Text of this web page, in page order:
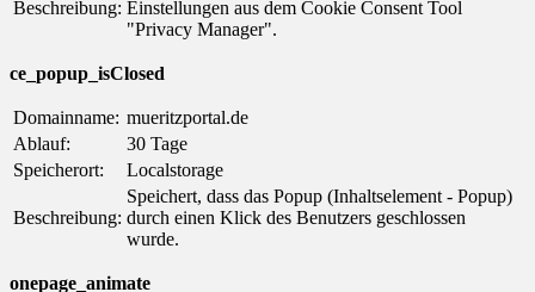
Beschreibung: Einstellungen aus dem Cookie Consent Tool
"Privacy Manager".
ce_popup_isClosed
Domainname: mueritzportal.de
Ablauf:
30 Tage
Speicherort:
Localstorage
Beschreibung:
Speichert, dass das Popup (Inhaltselement - Popup)
durch einen Klick des Benutzers geschlossen
wurde.
onepage_animate